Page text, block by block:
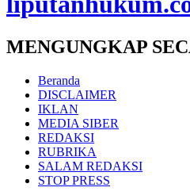
MENGUNGKAP
Beranda
DISCLAIMER
IKLAN
MEDIA SIBER
REDAKSI
RUBRIKA
SALAM REDAKSI
STOP PRESS